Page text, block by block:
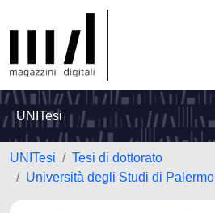
UNITesi
UNITesi
Tesi di dottorato
Università degli Studi di Palermo